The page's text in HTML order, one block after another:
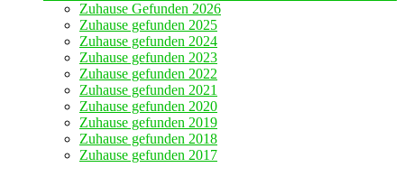
Zuhause Gefunden 2026
Zuhause gefunden 2025
Zuhause gefunden 2024
Zuhause gefunden 2023
Zuhause gefunden 2022
Zuhause gefunden 2021
Zuhause gefunden 2020
Zuhause gefunden 2019
Zuhause gefunden 2018
Zuhause gefunden 2017